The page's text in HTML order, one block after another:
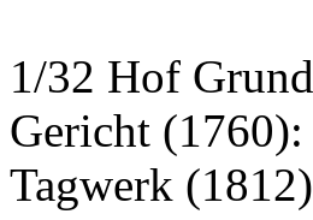
1/32 Hof
Gericht
Tagwerk (1812)